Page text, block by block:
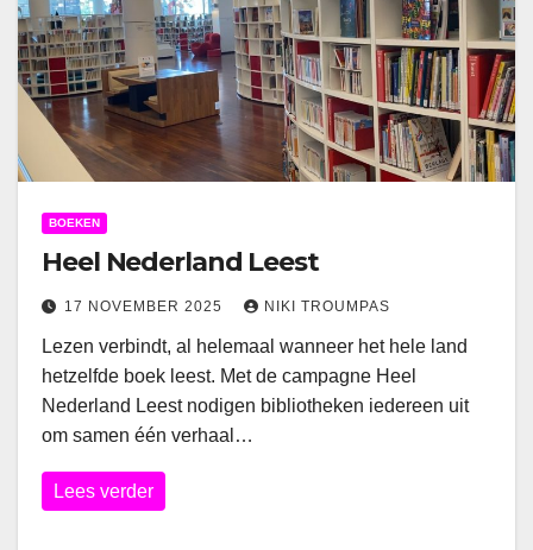
BOEKEN
Heel Nederland Leest
17 NOVEMBER 2025 NIKI TROUMPAS
Lezen verbindt, al helemaal wanneer het hele land
hetzelfde boek leest. Met de campagne Heel
Nederland Leest nodigen bibliotheken iedereen uit
om samen één verhaal…
Lees verder